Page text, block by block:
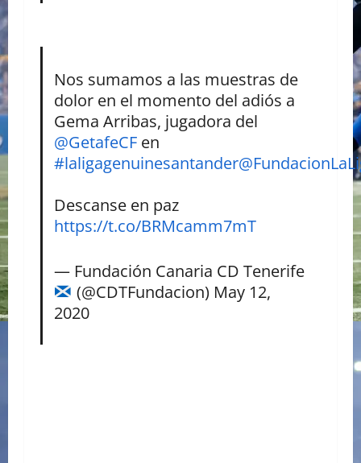
Nos sumamos a las muestras de
dolor en el momento del adiós a
Gema Arribas, jugadora del
@GetafeCFen
#laligagenuinesantander
Descanse en paz
https://t.co/BRMcamm7mT
— Fundación Canaria CD Tenerife
(@CDTFundacion) May 12,
2020